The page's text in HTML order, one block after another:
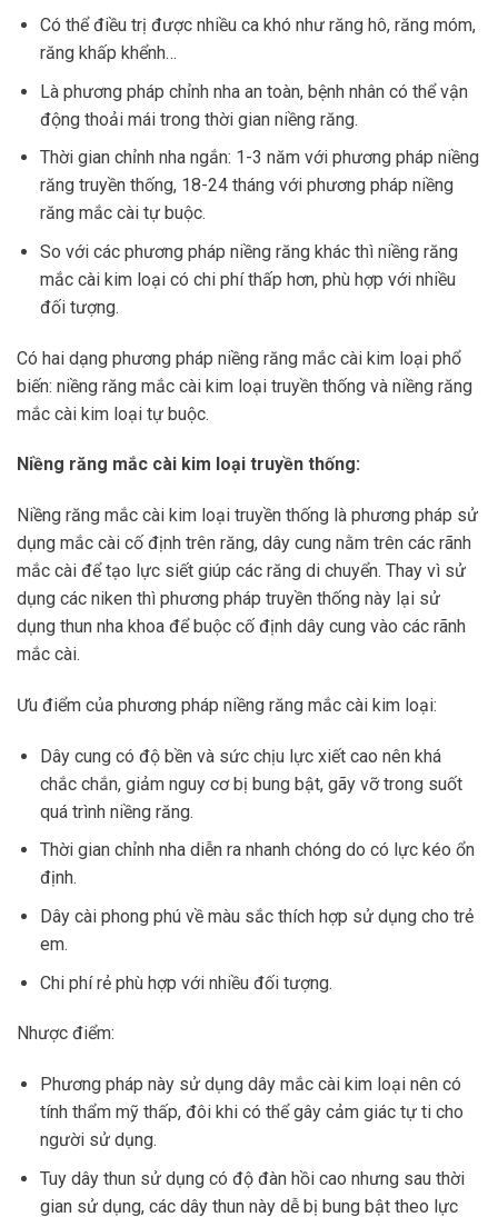
Có thể điều trị được nhiều ca khó như răng hô, răng móm,
răng khấp khểnh…
Là phương pháp chỉnh nha an toàn, bệnh nhân có thể vận
động thoải mái trong thời gian niềng răng.
Thời gian chỉnh nha ngắn: 1-3 năm với phương pháp niềng
răng truyền thống, 18-24 tháng với phương pháp niềng
răng mắc cài tự buộc.
So với các phương pháp niềng răng khác thì niềng răng
mắc cài kim loại có chi phí thấp hơn, phù hợp với nhiều
đối tượng.
Có hai dạng phương pháp niềng răng mắc cài kim loại phổ
biến: niềng răng mắc cài kim loại truyền thống và niềng răng
mắc cài kim loại tự buộc.
Niềng răng mắc cài kim loại truyền thống:
Niềng răng mắc cài kim loại truyền thống là phương pháp sử
dụng mắc cài cố định trên răng, dây cung nằm trên các rãnh
mắc cài để tạo lực siết giúp các răng di chuyển. Thay vì sử
dụng các niken thì phương pháp truyền thống này lại sử
dụng thun nha khoa để buộc cố định dây cung vào các rãnh
mắc cài.
Ưu điểm của phương pháp niềng răng mắc cài kim loại:
Dây cung có độ bền và sức chịu lực xiết cao nên khá
chắc chắn, giảm nguy cơ bị bung bật, gãy vỡ trong suốt
quá trình niềng răng.
Thời gian chỉnh nha diễn ra nhanh chóng do có lực kéo ổn
định.
Dây cài phong phú về màu sắc thích hợp sử dụng cho trẻ
em.
Chi phí rẻ phù hợp với nhiều đối tượng.
Nhược điểm:
Phương pháp này sử dụng dây mắc cài kim loại nên có
tính thẩm mỹ thấp, đôi khi có thể gây cảm giác tự ti cho
người sử dụng.
Tuy dây thun sử dụng có độ đàn hồi cao nhưng sau thời
gian sử dụng, các dây thun này dễ bị bung bật theo lực